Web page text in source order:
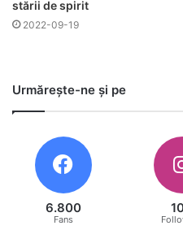
stării de spirit
2022-09-19
Urmărește-ne și pe
6.800
Fans